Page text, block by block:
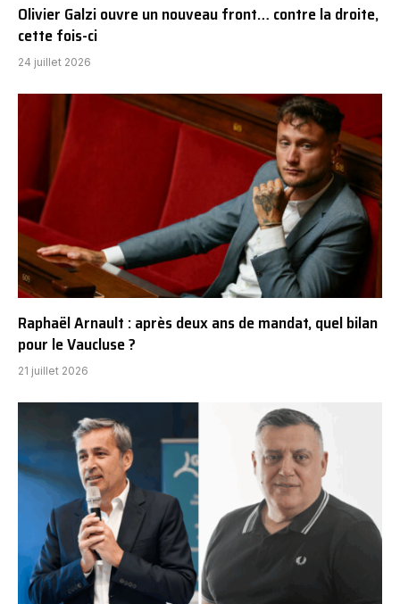
Olivier Galzi ouvre un nouveau front… contre la droite,
cette fois-ci
24 juillet 2026
Raphaël Arnault : après deux ans de mandat, quel bilan
pour le Vaucluse ?
21 juillet 2026